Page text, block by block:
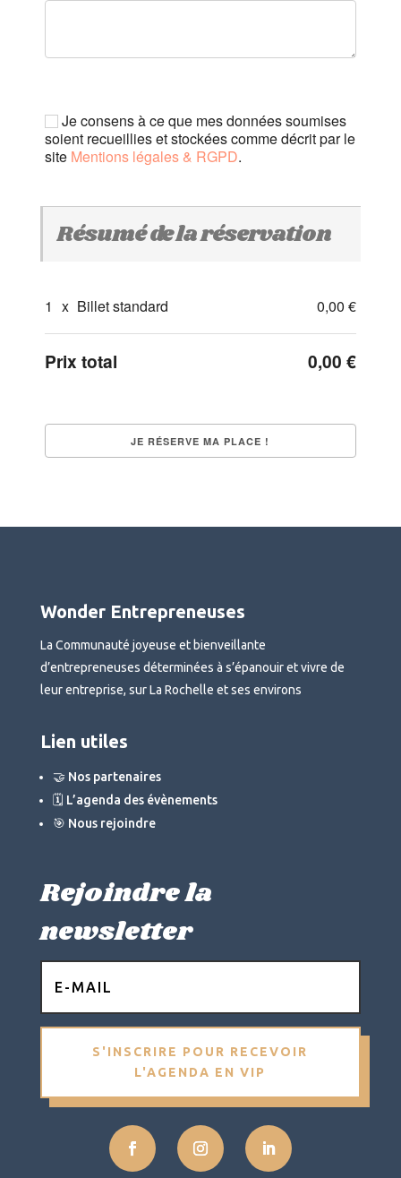
Je consens à ce que mes données soumises
soient recueillies et stockées comme décrit par le
site Mentions légales & RGPD.
Résumé de la réservation
1 x Billet standard 0,00 €
Prix total 0,00 €
Wonder Entrepreneuses
La Communauté joyeuse et bienveillante
d’entrepreneuses déterminées à s’épanouir et vivre de
leur entreprise, sur La Rochelle et ses environs
Lien utiles
🤝 Nos partenaires
🗓 L’agenda des évènements
🎯 Nous rejoindre
Rejoindre la
newsletter
S'INSCRIRE POUR RECEVOIR
L'AGENDA EN VIP